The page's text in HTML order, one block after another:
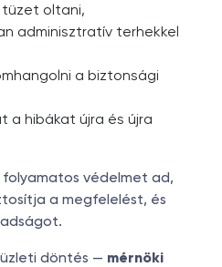
tüzet oltani,
adminisztratív terhekkel
a biztonsági
a hibákat újra és újra
védelmet ad,
a megfelelést, és
döntés — mérnöki